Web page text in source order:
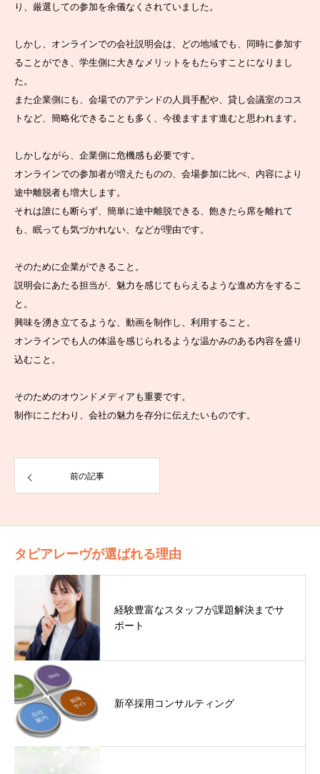
り、厳選しての参加を余儀なくされていました。
しかし、オンラインでの会社説明会は、どの地域でも、同時に参加す
ることができ、学生側に大きなメリットをもたらすことになりまし
た。
また企業側にも、会場でのアテンドの人員手配や、貸し会議室のコス
トなど、簡略化できることも多く、今後ますます進むと思われます。
しかしながら、企業側に危機感も必要です。
オンラインでの参加者が増えたものの、会場参加に比べ、内容により
途中離脱者も増大します。
それは誰にも断らず、簡単に途中離脱できる、飽きたら席を離れて
も、眠っても気づかれない、などが理由です。
そのために企業ができること。
説明会にあたる担当が、魅力を感じてもらえるような進め方をするこ
と。
興味を湧き立てるような、動画を制作し、利用すること。
オンラインでも人の体温を感じられるような温かみのある内容を盛り
込むこと。
そのためのオウンドメディアも重要です。
制作にこだわり、会社の魅力を存分に伝えたいものです。
前の記事
タピアレーヴが選ばれる理由
経験豊富なスタッフが課題解決までサ
ポート
新卒採用コンサルティング